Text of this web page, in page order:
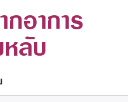
อาการ
ลับ